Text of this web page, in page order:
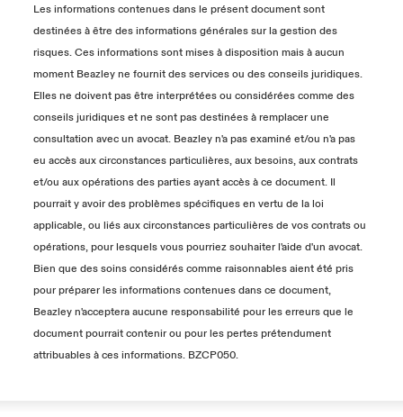
Les informations contenues dans le présent document sont
destinées à être des informations générales sur la gestion des
risques. Ces informations sont mises à disposition mais à aucun
moment Beazley ne fournit des services ou des conseils juridiques.
Elles ne doivent pas être interprétées ou considérées comme des
conseils juridiques et ne sont pas destinées à remplacer une
consultation avec un avocat. Beazley n'a pas examiné et/ou n'a pas
eu accès aux circonstances particulières, aux besoins, aux contrats
et/ou aux opérations des parties ayant accès à ce document. Il
pourrait y avoir des problèmes spécifiques en vertu de la loi
applicable, ou liés aux circonstances particulières de vos contrats ou
opérations, pour lesquels vous pourriez souhaiter l'aide d'un avocat.
Bien que des soins considérés comme raisonnables aient été pris
pour préparer les informations contenues dans ce document,
Beazley n'acceptera aucune responsabilité pour les erreurs que le
document pourrait contenir ou pour les pertes prétendument
attribuables à ces informations. BZCP050.